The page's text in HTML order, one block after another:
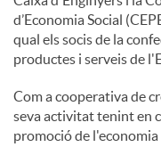
d’Economia Social
qual els socis de la
productes i serveis de
Com a cooperativa de
seva activitat tenint en
promoció de